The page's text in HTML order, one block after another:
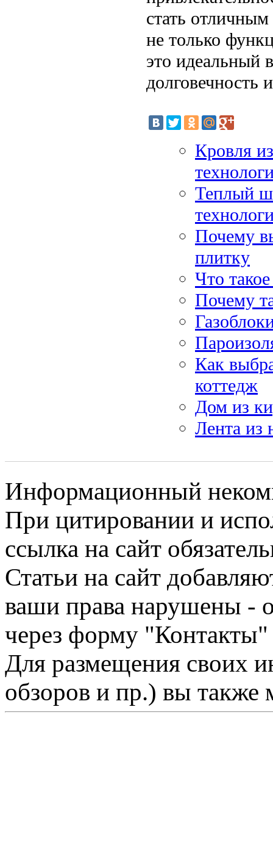
стать
не только
это идеальный
долговечность
Кровля
Теплый
Почему
плитку
Что
Почему
Как
коттедж
Дом из
Лента из
Информационный
При цитировании и
ссылка на сайт
Статьи на сайт
ваши права нарушены -
через форму "Контакты"
Для размещения своих
обзоров и пр.) вы также